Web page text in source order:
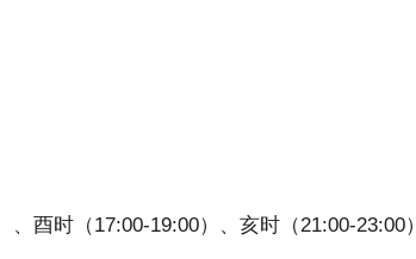
酉时（17:00-19:00）、亥时（21:00-23:00）